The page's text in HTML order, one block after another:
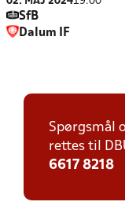
SfB
Dalum IF
Spørgsmål
rettes til
6617 8218